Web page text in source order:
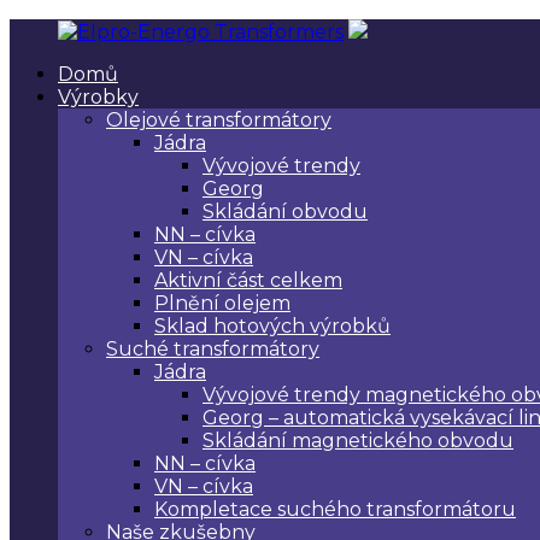
Přeskočit
obsah
Elpro-
Energo
Transformers
Výrobce
špičkových
Domů
Výrobky
Olejové transformátory
Jádra
Vývojové trendy
Georg
Skládání obvodu
NN – cívka
VN – cívka
Aktivní část celkem
Plnění olejem
Sklad hotových výrobků
Suché transformátory
Jádra
Vývojové trendy magnetického
Georg – automatická vysekávací
Skládání magnetického obvodu
NN – cívka
VN – cívka
Kompletace suchého transformátoru
Naše zkušebny